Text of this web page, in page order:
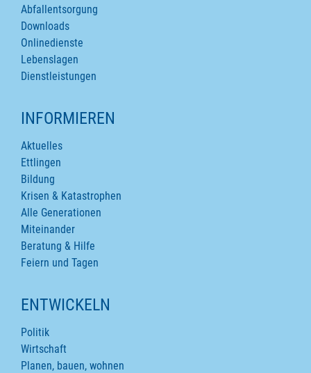
Abfallentsorgung
Downloads
Onlinedienste
Lebenslagen
Dienstleistungen
INFORMIEREN
Aktuelles
Ettlingen
Bildung
Krisen & Katastrophen
Alle Generationen
Miteinander
Beratung & Hilfe
Feiern und Tagen
ENTWICKELN
Politik
Wirtschaft
Planen, bauen, wohnen